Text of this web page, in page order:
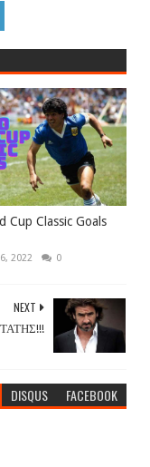
Cup Classic Goals
2022 0
NEXT
DISQUS FACEBOOK